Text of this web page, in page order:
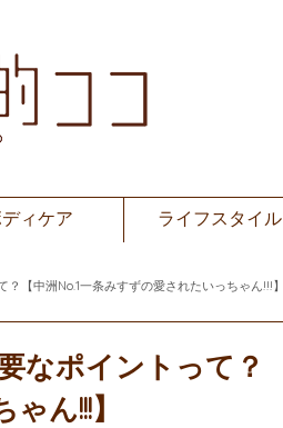
ィケア ライフスタイル
【中洲No.1一条みすずの愛されたいっちゃん!!!】
なポイントって？
ん!!!】